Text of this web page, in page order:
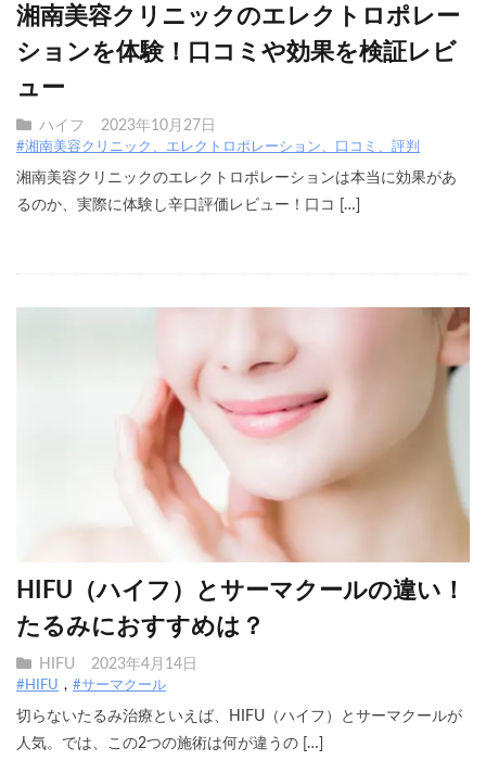
湘南美容クリニックのエレクトロポレー
ションを体験！口コミや効果を検証レビ
ュー
ハイフ 2023年10月27日
#湘南美容クリニック、エレクトロポレーション、口コミ、評判
湘南美容クリニックのエレクトロポレーションは本当に効果があ
るのか、実際に体験し辛口評価レビュー！口コ […]
HIFU（ハイフ）とサーマクールの違い！
たるみにおすすめは？
HIFU 2023年4月14日
#HIFU #サーマクール
切らないたるみ治療といえば、HIFU（ハイフ）とサーマクールが
人気。では、この2つの施術は何が違うの […]